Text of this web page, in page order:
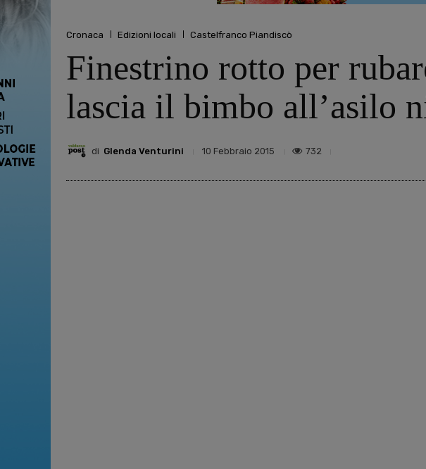
Cronaca Edizioni locali Castelfranco Piandiscò
Finestrino rotto per
lascia il bimbo all’asilo
di Glenda Venturini 10 Febbraio 2015 732